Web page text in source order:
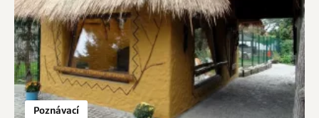
Poznávací